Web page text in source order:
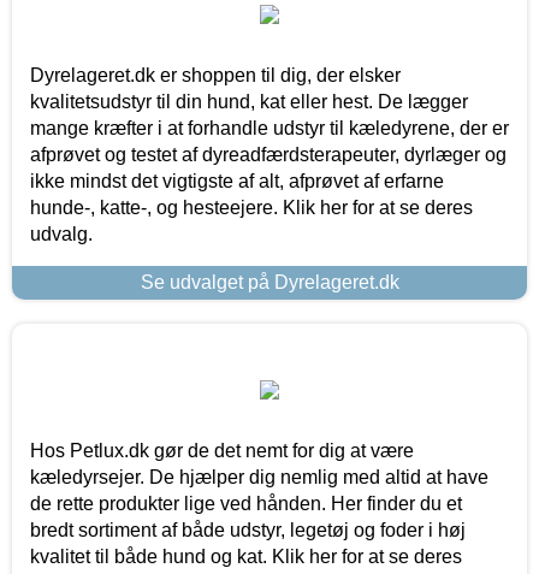
Dyrelageret.dk er shoppen til dig, der elsker
kvalitetsudstyr til din hund, kat eller hest. De lægger
mange kræfter i at forhandle udstyr til kæledyrene, der er
afprøvet og testet af dyreadfærdsterapeuter, dyrlæger og
ikke mindst det vigtigste af alt, afprøvet af erfarne
hunde-, katte-, og hesteejere. Klik her for at se deres
udvalg.
Se udvalget på Dyrelageret.dk
Hos Petlux.dk gør de det nemt for dig at være
kæledyrsejer. De hjælper dig nemlig med altid at have
de rette produkter lige ved hånden. Her finder du et
bredt sortiment af både udstyr, legetøj og foder i høj
kvalitet til både hund og kat. Klik her for at se deres